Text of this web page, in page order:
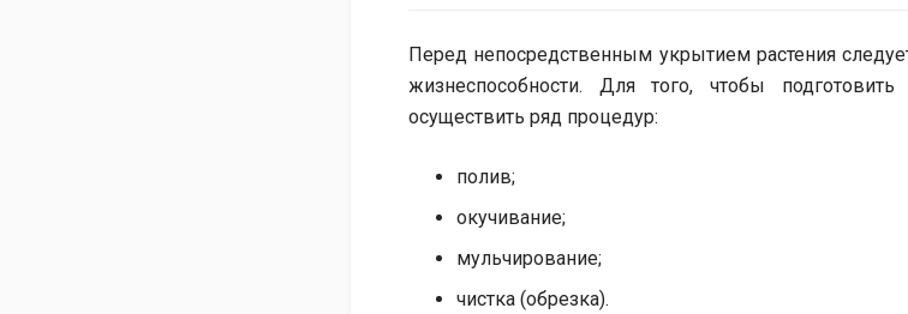
Перед непосредственным укрытием растения
жизнеспособности. Для того, чтобы подготовить
осуществить ряд процедур:
полив;
окучивание;
мульчирование;
чистка (обрезка).